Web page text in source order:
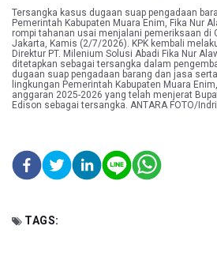
Tersangka kasus dugaan suap pengadaan
Pemerintah Kabupaten Muara Enim, Fika Nur
rompi tahanan usai menjalani pemeriksaan di
Jakarta, Kamis (2/7/2026). KPK kembali
Direktur PT. Milenium Solusi Abadi Fika Nur
ditetapkan sebagai tersangka dalam
dugaan suap pengadaan barang dan jasa
lingkungan Pemerintah Kabupaten Muara
anggaran 2025-2026 yang telah menjerat
Edison sebagai tersangka. ANTARA FOTO/
TAGS: